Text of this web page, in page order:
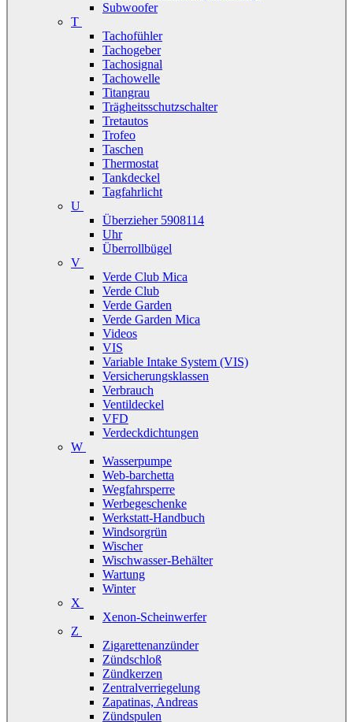
Subwoofer
T
Tachofühler
Tachogeber
Tachosignal
Tachowelle
Titangrau
Trägheitsschutzschalter
Tretautos
Trofeo
Taschen
Thermostat
Tankdeckel
Tagfahrlicht
U
Überzieher 5908114
Uhr
Überrollbügel
V
Verde Club Mica
Verde Club
Verde Garden
Verde Garden Mica
Videos
VIS
Variable Intake System (VIS)
Versicherungsklassen
Verbrauch
Ventildeckel
VFD
Verdeckdichtungen
W
Wasserpumpe
Web-barchetta
Wegfahrsperre
Werbegeschenke
Werkstatt-Handbuch
Windsorgrün
Wischer
Wischwasser-Behälter
Wartung
Winter
X
Xenon-Scheinwerfer
Z
Zigarettenanzünder
Zündschloß
Zündkerzen
Zentralverriegelung
Zapatinas, Andreas
Zündspulen